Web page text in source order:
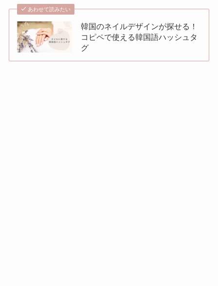
あわせて読みたい
韓国のネイルデザインが探せる！
コピペで使える韓国語ハッシュタ
グ